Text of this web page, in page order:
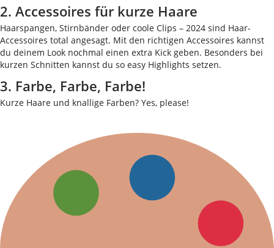
2. Accessoires für kurze Haare
Haarspangen, Stirnbänder oder coole Clips – 2024 sind Haar-
Accessoires total angesagt. Mit den richtigen Accessoires kannst
du deinem Look nochmal einen extra Kick geben. Besonders bei
kurzen Schnitten kannst du so easy Highlights setzen.
3. Farbe, Farbe, Farbe!
Kurze Haare und knallige Farben? Yes, please!